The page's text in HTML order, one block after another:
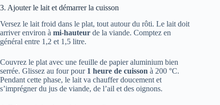
3. Ajouter le lait et démarrer la cuisson
Versez le lait froid dans le plat, tout autour du rôti. Le lait doit
arriver environ à mi-hauteur de la viande. Comptez en
général entre 1,2 et 1,5 litre.
Couvrez le plat avec une feuille de papier aluminium bien
serrée. Glissez au four pour 1 heure de cuisson à 200 °C.
Pendant cette phase, le lait va chauffer doucement et
s’imprégner du jus de viande, de l’ail et des oignons.